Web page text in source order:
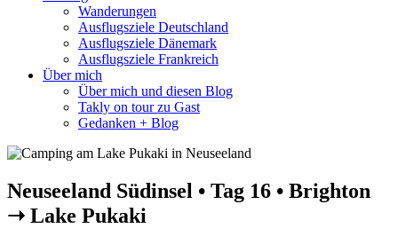
Wanderungen
Ausflugsziele Deutschland
Ausflugsziele Dänemark
Ausflugsziele Frankreich
Über mich
Über mich und diesen Blog
Takly on tour zu Gast
Gedanken + Blog
Neuseeland Südinsel • Tag 16 • Brighton
➝ Lake Pukaki